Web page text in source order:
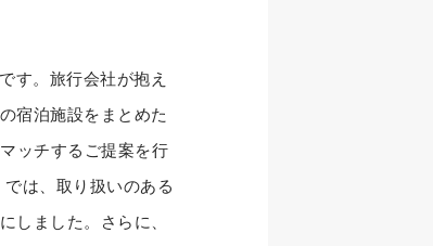
す。旅行会社が抱え
宿泊施設をまとめた
ッチするご提案を行
では、取り扱いのある
しました。さらに、